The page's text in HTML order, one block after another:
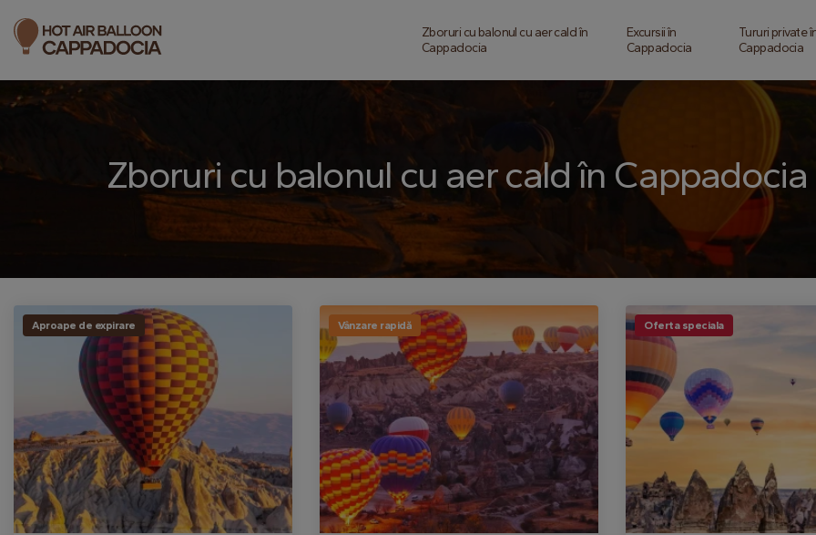
Zboruri cu balonul cu aer cald în
Cappadocia
Excursii în
Cappadocia
Tururi private
Cappadocia
Zboruri cu balonul cu aer cald în Cappadocia
Aproape de expirare Vânzare rapidă Oferta speciala